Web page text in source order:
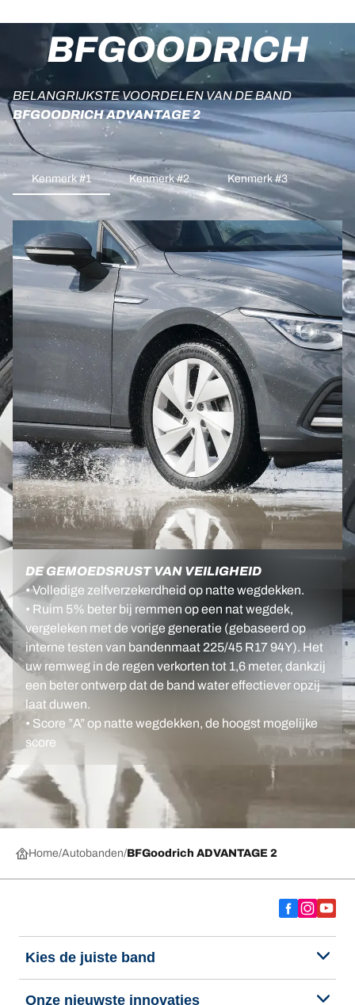
BFGOODRICH
BELANGRIJKSTE VOORDELEN VAN DE BAND
BFGOODRICH ADVANTAGE 2
Kenmerk #1 Kenmerk #2 Kenmerk #3
DE GEMOEDSRUST VAN VEILIGHEID
• Volledige zelfverzekerdheid op natte wegdekken.
• Ruim 5% beter bij remmen op een nat wegdek,
vergeleken met de vorige generatie (gebaseerd op
interne testen van bandenmaat 225/45 R17 94Y). Het
uw remweg in de regen verkorten tot 1,6 meter, dankzij
een beter ontwerp dat de band water effectiever opzij
laat duwen.
• Score ”A” op natte wegdekken, de hoogst mogelijke
score
Home Autobanden BFGoodrich ADVANTAGE 2
Kies de juiste band
Onze nieuwste innovaties